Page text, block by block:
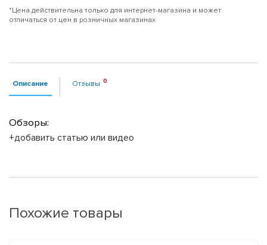
*Цена действительна только для интернет-магазина и может
отличаться от цен в розничных магазинах
Описание Отзывы
Обзоры:
+добавить статью или видео
Похожие товары